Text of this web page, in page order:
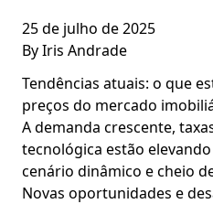
25 de julho de 2025
ByIris Andrade
Tendências atuais: o que
preços do mercado
A demanda crescente,
tecnológica estão
cenário dinâmico e cheio
Novas oportunidades e